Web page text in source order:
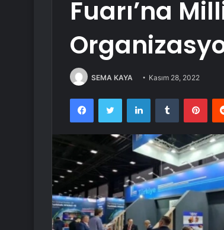
Fuarı’na
SEMA KAYA Kasım 28, 2022
FacebookTwitter LinkedInTumblr